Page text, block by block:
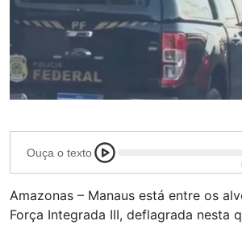
Ouça o texto
Amazonas – Manaus está entre os
Força Integrada III, deflagrada nesta